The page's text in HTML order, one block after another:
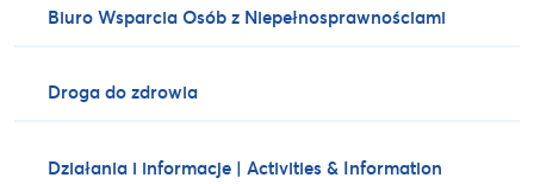
Biuro Wsparcia Osób z Niepełnosprawnościami
Droga do zdrowia
Działania i informacje | Activities & Information